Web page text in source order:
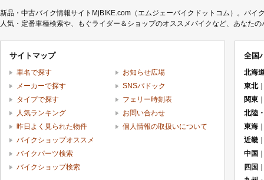
新品・中古バイク情報サイトMjBIKE.com（エムジェーバイクドットコム）。バ
人気・定番車種検索や、もぐライダー＆ショップのオススメバイクなど、あなた
サイトマップ
車名で探す
メーカーで探す
タイプで探す
人気ランキング
昨日よく見られた物件
バイクショップオススメ
バイクパーツ検索
バイクショップ検索
お知らせ広場
SNSパドック
フェリー時刻表
お問い合わせ
個人情報の取扱いについて
全国
北海
東北
関東
北陸
東海
近畿
中国
四国